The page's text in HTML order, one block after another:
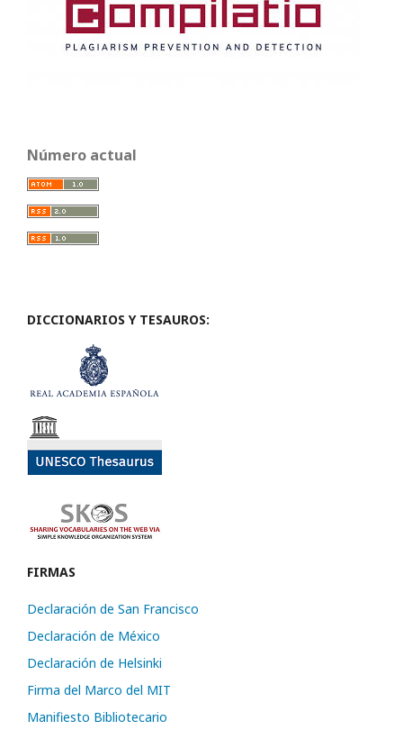
Número actual
DICCIONARIOS Y TESAUROS:
FIRMAS
Declaración de San Francisco
Declaración de México
Declaración de Helsinki
Firma del Marco del MIT
Manifiesto Bibliotecario